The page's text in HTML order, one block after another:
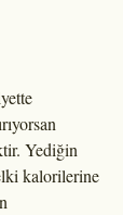
Yediğin
kalorilerine